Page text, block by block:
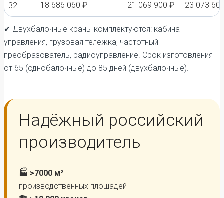
32 18 686 060 ₽ 21 069 900 ₽ 23 073
✔ Двухбалочные краны комплектуются: кабина
управления, грузовая тележка, частотный
преобразователь, радиоуправление. Срок изготовления
от 65 (однобалочные) до 85 дней (двухбалочные).
Надёжный российский
производитель
🏭 >7000 м²
производственных площадей